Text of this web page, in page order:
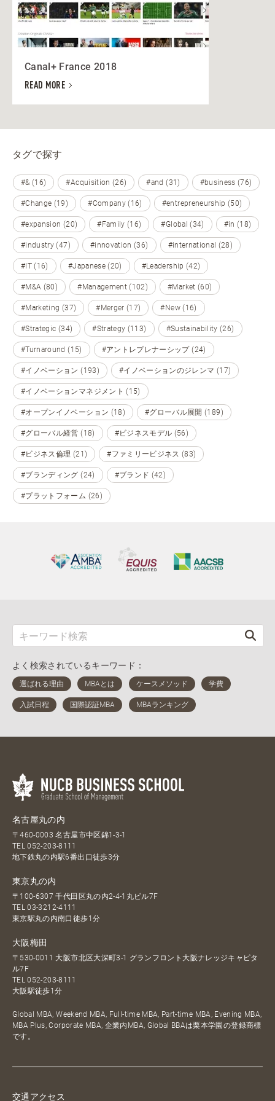
Canal+ France 2018
READ MORE
タグで探す
#& (16) #Acquisition (26) #and (31) #business (76)
#Change (19) #Company (16) #entrepreneurship (50)
#expansion (20) #Family (16) #Global (34) #in (18)
#industry (47) #innovation (36) #international (28)
#IT (16) #Japanese (20) #Leadership (42)
#M&A (80) #Management (102) #Market (60)
#Marketing (37) #Merger (17) #New (16)
#Strategic (34) #Strategy (113) #Sustainability (26)
#Turnaround (15) #アントレプレナーシップ (24)
#イノベーション (193) #イノベーションのジレンマ (17)
#イノベーションマネジメント (15)
#オープンイノベーション (18) #グローバル展開 (189)
#グローバル経営 (18) #ビジネスモデル (56)
#ビジネス倫理 (21) #ファミリービジネス (83)
#ブランディング (24) #ブランド (42)
#プラットフォーム (26)
よく検索されているキーワード：
名古屋丸の内
〒460-0003 名古屋市中区錦1-3-1
TEL052-203-8111
地下鉄丸の内駅6番出口徒歩3分
東京丸の内
〒100-6307 千代田区丸の内2-4-1丸ビル7F
TEL03-3212-4111
東京駅丸の内南口徒歩1分
大阪梅田
〒530-0011 大阪市北区大深町3-1 グランフロント大阪ナレッジキャピタ
ル7F
TEL052-203-8111
大阪駅徒歩1分
Global MBA, Weekend MBA, Full-time MBA, Part-time MBA, Evening MBA,
MBA Plus, Corporate MBA, 企業内MBA, Global BBAは栗本学園の登録商標
です。
交通アクセス